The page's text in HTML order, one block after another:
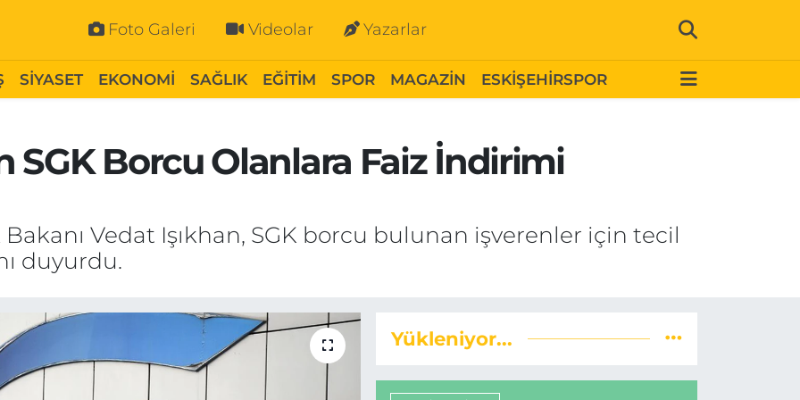
Foto Galeri Videolar Yazarlar
SİYASET EKONOMİ SAĞLIK EĞİTİM SPOR MAGAZİN ESKİŞEHİRSPOR
SGK Borcu Olanlara Faiz İndirimi
Bakanı Vedat Işıkhan, SGK borcu bulunan işverenler için tecil
duyurdu.
Yükleniyor...